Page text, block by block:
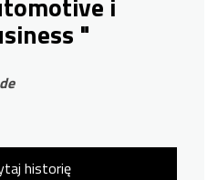
"
historię